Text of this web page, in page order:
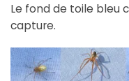
Le fond de toile bleu
capture.